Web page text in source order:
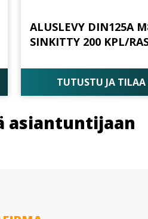
ALUSLEVY DIN125A
SINKITTY 200 KPL/
TUTUSTU JA TILAA
asiantuntijaan